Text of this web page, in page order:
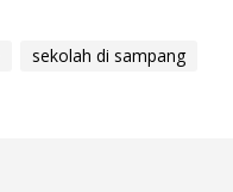
sekolah di sampang